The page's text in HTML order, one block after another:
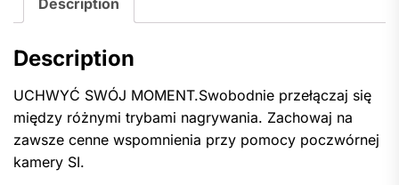
Description
Description
UCHWYĆ SWÓJ MOMENT.Swobodnie przełączaj się
między różnymi trybami nagrywania. Zachowaj na
zawsze cenne wspomnienia przy pomocy poczwórnej
kamery SI.